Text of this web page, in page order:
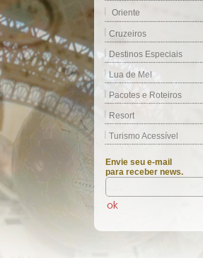
Oriente
Cruzeiros
Destinos Especiais
Lua de Mel
Pacotes e Roteiros
Resort
Turismo Acessível
Envie seu e-mail
para receber news.